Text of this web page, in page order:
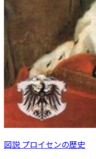
図説 プロイセンの歴史